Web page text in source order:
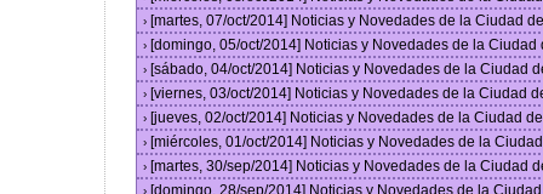
› [martes, 07/oct/2014] Noticias y Novedades de la Ciudad
› [domingo, 05/oct/2014] Noticias y Novedades de la
› [sábado, 04/oct/2014] Noticias y Novedades de la Ciudad
› [viernes, 03/oct/2014] Noticias y Novedades de la Ciudad
› [jueves, 02/oct/2014] Noticias y Novedades de la Ciudad
› [miércoles, 01/oct/2014] Noticias y Novedades de la
› [martes, 30/sep/2014] Noticias y Novedades de la Ciudad
› [domingo, 28/sep/2014] Noticias y Novedades de la